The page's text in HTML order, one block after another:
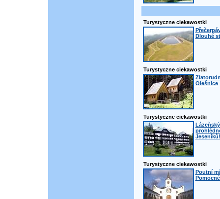
Turystyczne ciekawostki
Dlouhé
Turystyczne ciekawostki
Olešnice
Turystyczne ciekawostki
Jeseníků!
Turystyczne ciekawostki
Poutní